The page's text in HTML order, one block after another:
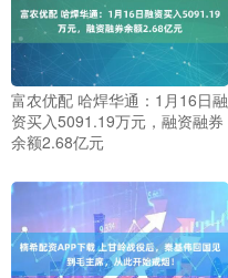
富农优配 哈焊华通：1月16日融
资买入5091.19万元，融资融券
余额2.68亿元